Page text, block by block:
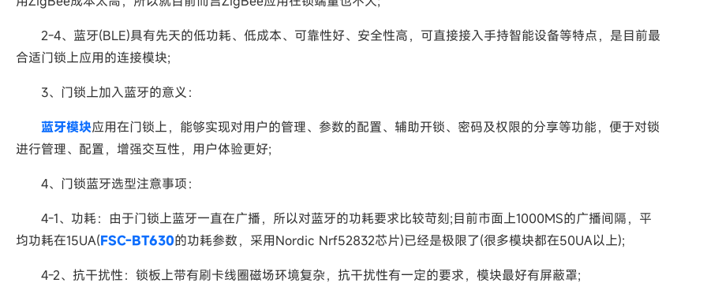
2-4、蓝牙(BLE)具有先天的低功耗、低成本、可靠性好、安全性高，可直接接入手持智能设备等特点，是目前最
合适门锁上应用的连接模块;
3、门锁上加入蓝牙的意义：
蓝牙模块应用在门锁上，能够实现对用户的管理、参数的配置、辅助开锁、密码及权限的分享等功能，便于对锁
进行管理、配置，增强交互性，用户体验更好;
4、门锁蓝牙选型注意事项：
4-1、功耗：由于门锁上蓝牙一直在广播，所以对蓝牙的功耗要求比较苛刻;目前市面上1000MS的广播间隔，平
均功耗在15UA(FSC-BT630的功耗参数，采用Nordic Nrf52832芯片)已经是极限了(很多模块都在50UA以上);
4-2、抗干扰性：锁板上带有刷卡线圈磁场环境复杂，抗干扰性有一定的要求，模块最好有屏蔽罩;